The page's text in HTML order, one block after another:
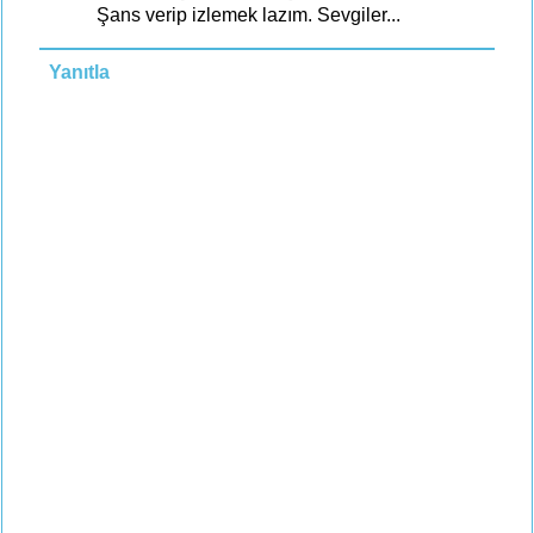
Şans verip izlemek lazım. Sevgiler...
Yanıtla